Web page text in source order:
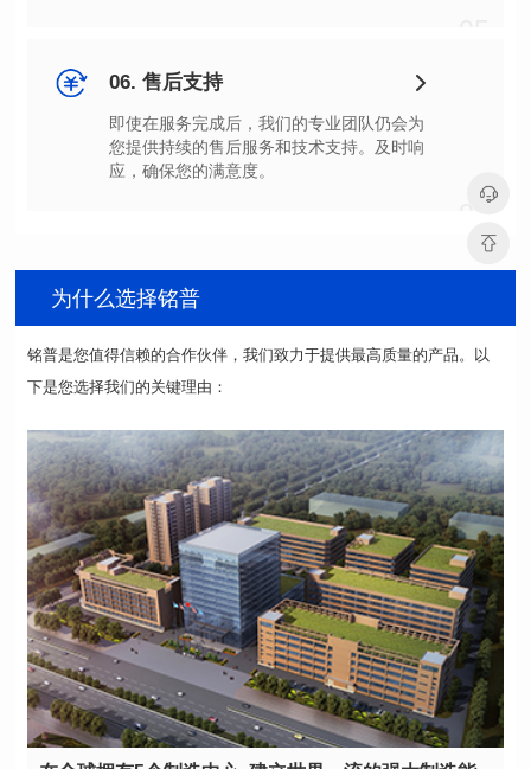
06. 售后支持
应，确保您的满意度。
为什么选择铭普
下是您选择我们的关键理由：